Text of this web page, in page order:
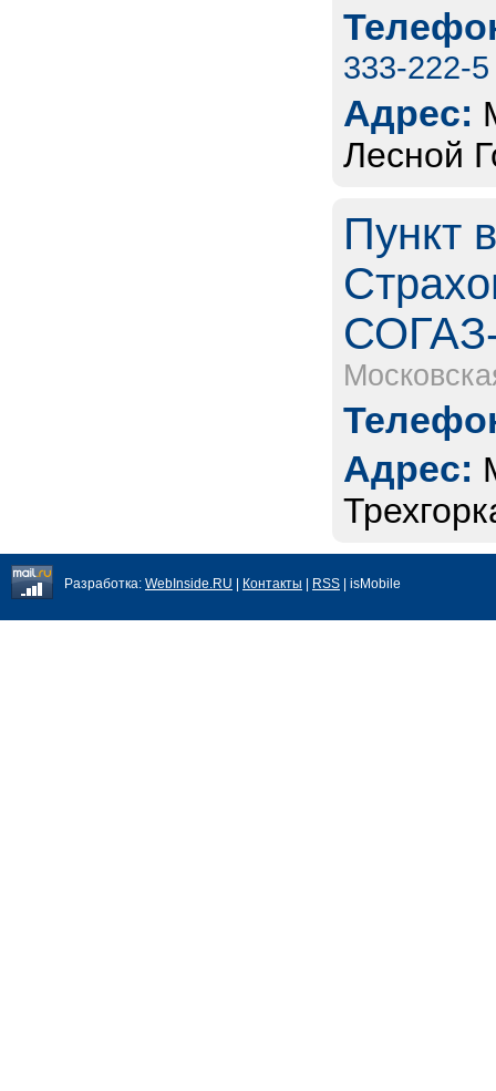
333-222-5
Адрес:
Лесной
Пункт
Адрес:
Разработка: WebInside.RU Контакты RSS | isMobile